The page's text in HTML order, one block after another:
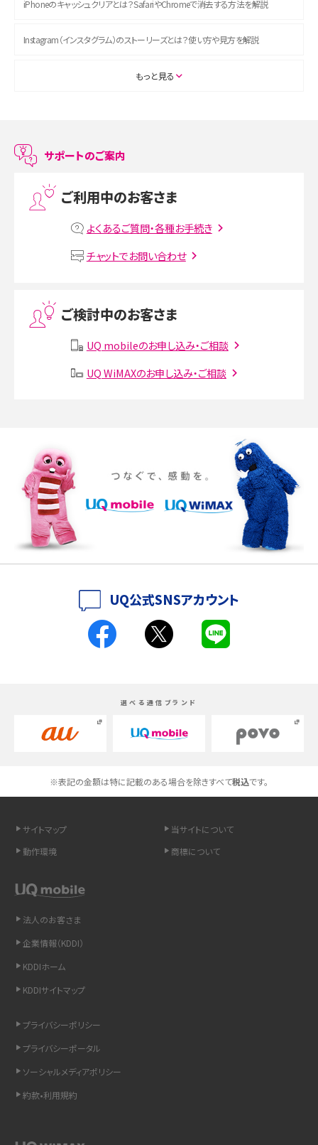
iPhoneのキャッシュクリアとは？SafariやChromeで消去する方法を解説
Instagram（インスタグラム）のストーリーズとは？使い方や見方を解説
ASMRとは？初心者向けの代表ジャンルや楽しみ方を解説
LINEで友だちを削除する方法は？方法ごとの影響や復活・復元する方法も解説
プリペイドSIMとは？種類やメリット・デメリット、利用までの流れを解説
VPN接続とは？仕組みや必要性、メリット・デメリット、接続方法を解説
Instagram（インスタグラム）でスクショするとバレる？バレるケースや撮り方も解
SMSとは？料金やできること、注意点や届かない時の対処法を解説
iPhone 16eとiPhone SE（第3世代）の違いは？サイズやスペックを比較して解説
iPhone 16eとiPhone 14を徹底比較！スペック・機能の違いをわかりやすく紹介
iPhone 16シリーズのモデルを比較！価格・サイズ・カメラ性能の違いを徹底解説
iPhone 16とiPhone 15の違いは？カメラ・スペック・機能を徹底比較
スマホが高い理由は？購入費用を抑える方法や端末を選ぶ時の注意点を解説！
高校生にスマホ制限は必要？所持率やメリット・デメリットを詳しく紹介
スマホのネット通信速度が遅い原因は？すぐできる対処法や見直すポイントを解
iCloudの使用容量を減らす9つの方法！使用状況の確認手順も紹介
インスタのDMの送り方は？便利機能の使い方や注意点をわかりやすく解説
もっと見る
サポートのご案内
ご利用中のお客さま
よくあるご質問・各種お手続き
チャットでお問い合わせ
ご検討中のお客さま
UQ mobileのお申し込み・ご相談
UQ WiMAXのお申し込み・ご相談
UQ公式SNSアカウント
選べる通信ブランド
※表記の金額は特に記載のある場合を除きすべて税込です。
サイトマップ
当サイトについて
動作環境
商標について
法人のお客さま
企業情報（KDDI）
KDDIホーム
KDDIサイトマップ
プライバシーポリシー
プライバシーポータル
ソーシャルメディアポリシー
約款•利用規約